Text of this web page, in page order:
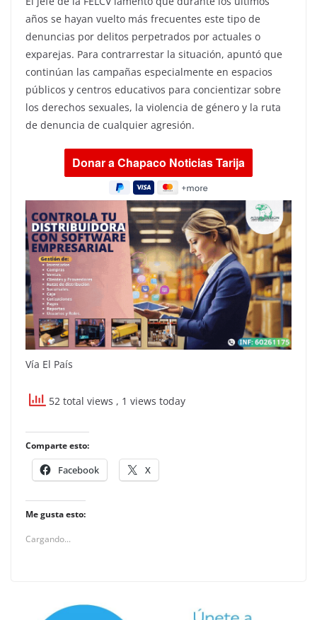
años se hayan vuelto más frecuentes este tipo de
denuncias por delitos perpetrados por actuales o
exparejas. Para contrarrestar la situación, apuntó que
continúan las campañas especialmente en espacios
públicos y centros educativos para concientizar sobre
los derechos sexuales, la violencia de género y la ruta
de denuncia de cualquier agresión.
Vía El País
52 total views , 1 views today
Comparte esto:
Facebook X
Me gusta esto:
Cargando...